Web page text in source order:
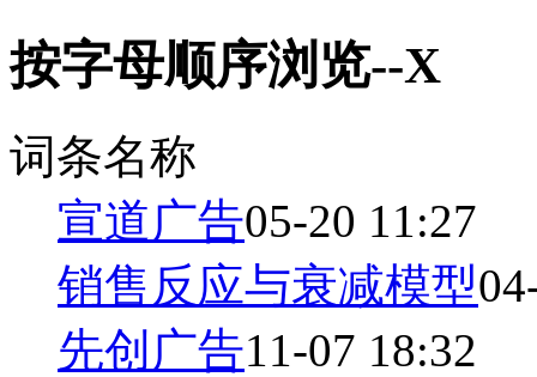
按字母顺序浏览--X
词条名称
宣道广告05-20 11:27
销售反应与衰减模型
先创广告11-07 18:32